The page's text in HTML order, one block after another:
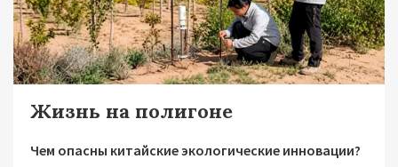
Жизнь на полигоне
Чем опасны китайские экологические инновации?